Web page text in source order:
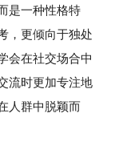
是一种性格特
，更倾向于独处
会在社交场合中
流时更加专注地
人群中脱颖而